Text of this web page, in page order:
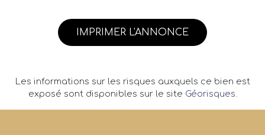
IMPRIMER L'ANNONCE
Les informations sur les risques auxquels ce bien est
exposé sont disponibles sur le site Géorisques